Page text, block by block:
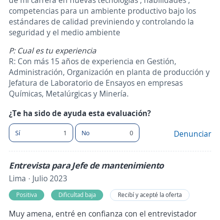
competencias para un ambiente productivo bajo los
estándares de calidad previniendo y controlando la
seguridad y el medio ambiente
P: Cual es tu experiencia
R: Con más 15 años de experiencia en Gestión,
Administración, Organización en planta de producción y
Jefatura de Laboratorio de Ensayos en empresas
Químicas, Metalúrgicas y Minería.
¿Te ha sido de ayuda esta evaluación?
Sí 1 No 0 Denunciar
Entrevista para Jefe de mantenimiento
Lima · Julio 2023
Positiva Dificultad baja Recibí y acepté la oferta
Muy amena, entré en confianza con el entrevistador